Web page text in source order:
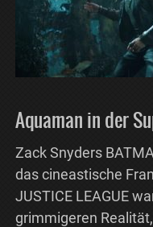
Aquaman in der
Zack Snyders
das cineastische
JUSTICE LEAGUE
grimmigeren